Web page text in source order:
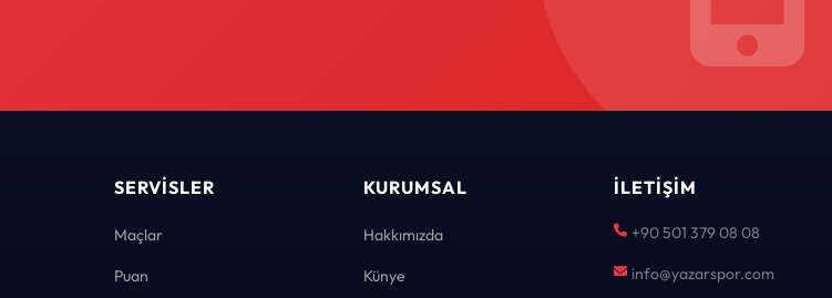
SERVISLER
Maçlar
Puan
KURUMSAL
Hakkımızda
Künye
İLETIŞIM
+90 501 379 08 08
info@yazarspor.com